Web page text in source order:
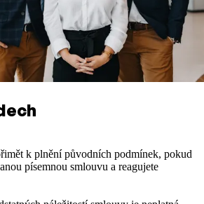
k plnění původních podmínek, pokud
písemnou smlouvu a reagujete